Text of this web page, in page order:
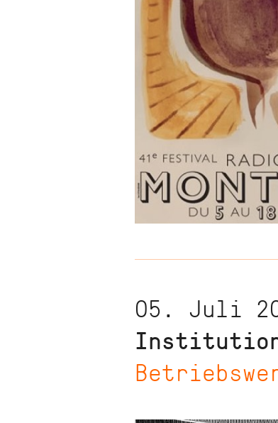
05. Juli
Institution